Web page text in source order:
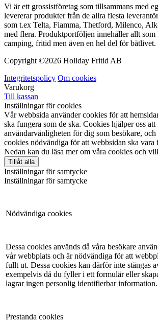
Vi är ett grossistföretag som tillsammans med
levererar produkter från de allra flesta
som t.ex Telta, Fiamma, Thetford, Milenco,
med flera. Produktportföljen innehåller allt som
camping, fritid men även en hel del för båtlivet.
Copyright ©2026 Holiday Fritid AB
Integritetspolicy Om cookies
Varukorg
Till kassan
Inställningar för cookies
Vår webbsida använder cookies för att
ska fungera som de ska. Cookies hjälper oss att
användarvänligheten för dig som besökare, och
cookies nödvändiga för att webbsidan ska vara
Nedan kan du läsa mer om våra cookies och
Tillåt alla
Inställningar för samtycke
Inställningar för samtycke
Nödvändiga cookies
Dessa cookies används då våra besökare
vår webbplats och är nödvändiga för att
fullt ut. Dessa cookies kan därför inte stängas
exempelvis då du fyller i ett formulär eller
lagrar ingen personlig identifierbar information.
Prestanda cookies